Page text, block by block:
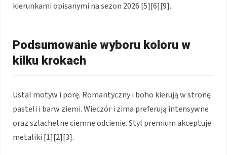
kierunkami opisanymi na sezon 2026 [5][6][9].
Podsumowanie wyboru koloru w
kilku krokach
Ustal motyw i porę. Romantyczny i boho kierują w stronę
pasteli i barw ziemi. Wieczór i zima preferują intensywne
oraz szlachetne ciemne odcienie. Styl premium akceptuje
metaliki [1][2][3].